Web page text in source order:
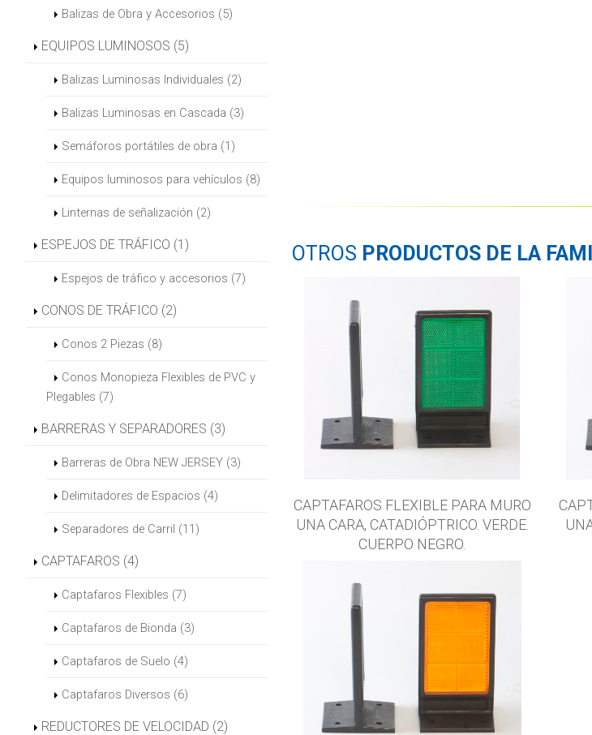
Balizas de Obra y Accesorios (5)
EQUIPOS LUMINOSOS (5)
Balizas Luminosas Individuales (2)
Balizas Luminosas en Cascada (3)
Semáforos portátiles de obra (1)
Equipos luminosos para vehículos (8)
Linternas de señalización (2)
ESPEJOS DE TRÁFICO (1)
Espejos de tráfico y accesorios (7)
CONOS DE TRÁFICO (2)
Conos 2 Piezas (8)
Conos Monopieza Flexibles de PVC y
Plegables (7)
BARRERAS Y SEPARADORES (3)
Barreras de Obra NEW JERSEY (3)
Delimitadores de Espacios (4)
Separadores de Carril (11)
CAPTAFAROS (4)
Captafaros Flexibles (7)
Captafaros de Bionda (3)
Captafaros de Suelo (4)
Captafaros Diversos (6)
REDUCTORES DE VELOCIDAD (2)
OTROS PRODUCTOS DE LA
CAPTAFAROS FLEXIBLE PARA MURO
UNA CARA, CATADIÓPTRICO. VERDE.
CUERPO NEGRO.